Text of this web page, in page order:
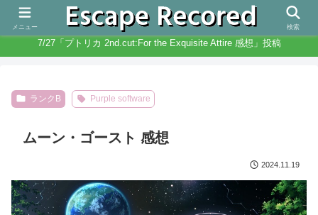
人生と違いノベルゲームは無限にある
7/27「プトリカ 2nd.cut:For the Exquisite Attire 感想」投稿
ランクB Purple software
ムーン・ゴースト 感想
2024.11.19
メニュー 検索